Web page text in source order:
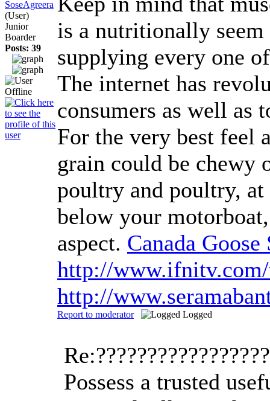
SoseAgreera
(User)
Junior
Boarder
Posts: 39
is a nutritionally seem
supplying every one
The internet has
consumers as well as
For the very best feel
grain could be chewy
poultry and poultry,
below your
aspect. Canada Goose
http://
http://
Report to moderator Logged
Possess a trusted